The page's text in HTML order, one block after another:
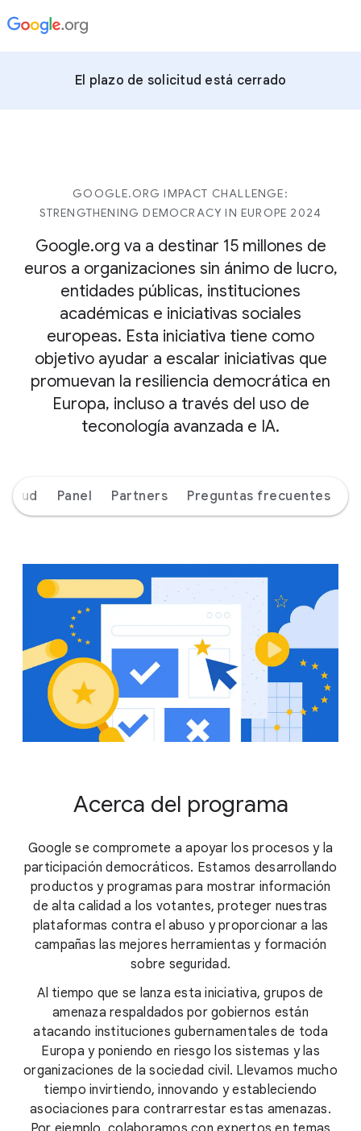
El plazo de solicitud está cerrado
GOOGLE.ORG IMPACT CHALLENGE:
STRENGTHENING DEMOCRACY IN EUROPE 2024
Google.org va a destinar 15 millones de
euros a organizaciones sin ánimo de lucro,
entidades públicas, instituciones
académicas e iniciativas sociales
europeas. Esta iniciativa tiene como
objetivo ayudar a escalar iniciativas que
promuevan la resiliencia democrática en
Europa, incluso a través del uso de
teconología avanzada e IA.
Panel Partners Preguntas frecuentes
Acerca del programa
Google se compromete a apoyar los procesos y la
participación democráticos. Estamos desarrollando
productos y programas para mostrar información
de alta calidad a los votantes, proteger nuestras
plataformas contra el abuso y proporcionar a las
campañas las mejores herramientas y formación
sobre seguridad.
Al tiempo que se lanza esta iniciativa, grupos de
amenaza respaldados por gobiernos están
atacando instituciones gubernamentales de toda
Europa y poniendo en riesgo los sistemas y las
organizaciones de la sociedad civil. Llevamos mucho
tiempo invirtiendo, innovando y estableciendo
asociaciones para contrarrestar estas amenazas.